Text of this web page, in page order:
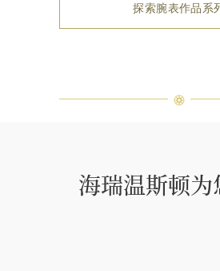
探索腕表作品系
海瑞温斯顿为